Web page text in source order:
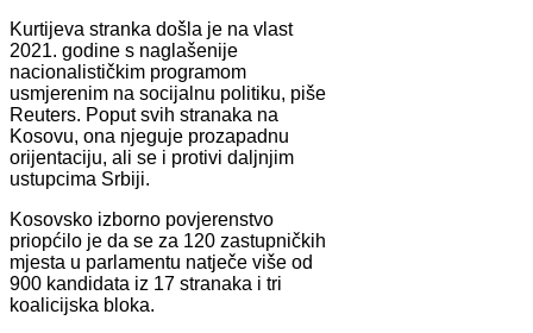
Kurtijeva stranka došla je na vlast
2021. godine s naglašenije
nacionalističkim programom
usmjerenim na socijalnu politiku, piše
Reuters. Poput svih stranaka na
Kosovu, ona njeguje prozapadnu
orijentaciju, ali se i protivi daljnjim
ustupcima Srbiji.
Kosovsko izborno povjerenstvo
priopćilo je da se za 120 zastupničkih
mjesta u parlamentu natječe više od
900 kandidata iz 17 stranaka i tri
koalicijska bloka.